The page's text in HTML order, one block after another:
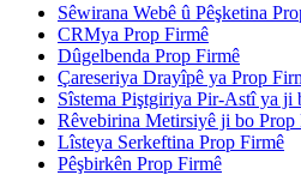
Sêwirana Webê û Pêşketina
CRMya Prop Firmê
Dûgelbenda Prop Firmê
Çareseriya Drayîpê ya Prop
Sîstema Piştgiriya Pir-Astî ya ji
Rêvebirina Metirsiyê ji bo Prop
Lîsteya Serkeftina Prop Firmê
Pêşbirkên Prop Firmê